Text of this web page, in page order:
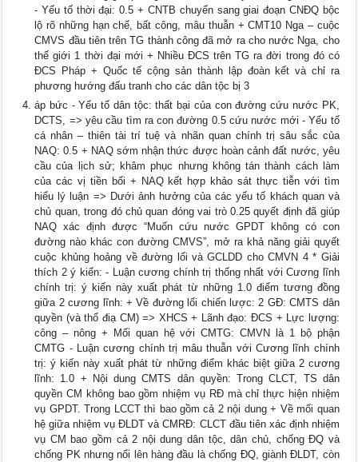
- Yếu tố thời đại: 0.5 + CNTB chuyển sang giai đoạn CNĐQ bộc
lộ rõ những hạn chế, bất công, mâu thuẫn + CMT10 Nga – cuộc
CMVS đầu tiên trên TG thành công đã mở ra cho nước Nga, cho
thế giới 1 thời đại mới + Nhiều ĐCS trên TG ra đời trong đó có
ĐCS Pháp + Quốc tế cộng sản thành lập đoàn kết và chỉ ra
phương hướng đấu tranh cho các dân tộc bị 3
áp bức - Yếu tố dân tộc: thất bại của con đường cứu nước PK,
DCTS, => yêu cầu tìm ra con đường 0.5 cứu nước mới - Yếu tố
cá nhân – thiên tài trí tuệ và nhãn quan chính trị sâu sắc của
NAQ: 0.5 + NAQ sớm nhận thức được hoàn cảnh đất nước, yêu
cầu của lịch sử; khâm phục nhưng không tán thành cách làm
của các vị tiền bối + NAQ kết hợp khảo sát thực tiễn với tìm
hiểu lý luận => Dưới ảnh hưởng của các yếu tố khách quan và
chủ quan, trong đó chủ quan đóng vai trò 0.25 quyết định đã giúp
NAQ xác định được “Muốn cứu nước GPDT không có con
đường nào khác con đường CMVS”, mở ra khả năng giải quyết
cuộc khủng hoảng về đường lối và GCLDD cho CMVN 4 * Giải
thích 2 ý kiến: - Luận cương chính trị thống nhất với Cương lĩnh
chính trị: ý kiến này xuất phát từ những 1.0 điểm tương đồng
giữa 2 cương lĩnh: + Về đường lối chiến lược: 2 GĐ: CMTS dân
quyền (và thổ điạ CM) => XHCS + Lãnh đạo: ĐCS + Lực lượng:
công – nông + Mối quan hệ với CMTG: CMVN là 1 bộ phận
CMTG - Luận cương chính trị mâu thuẫn với Cương lĩnh chính
trị: ý kiến này xuất phát từ những điểm khác biệt giữa 2 cương
lĩnh: 1.0 + Nội dung CMTS dân quyền: Trong CLCT, TS dân
quyền CM không bao gồm nhiệm vụ RĐ mà chỉ thực hiện nhiệm
vụ GPDT. Trong LCCT thì bao gồm cả 2 nội dung + Về mối quan
hệ giữa nhiệm vụ ĐLDT và CMRĐ: CLCT đầu tiên xác định nhiệm
vụ CM bao gồm cả 2 nội dung dân tộc, dân chủ, chống ĐQ và
chống PK nhưng nổi lên hàng đầu là chống ĐQ, giành ĐLDT, còn